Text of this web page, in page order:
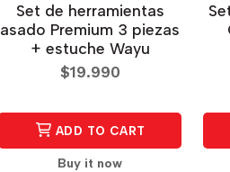
Set de herramientas
asado Premium 3 piezas
+ estuche Wayu
$19.990
ADD TO CART
Buy it now